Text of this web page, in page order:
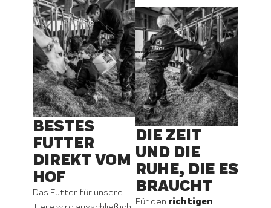
BESTES
FUTTER
DIREKT VOM
HOF
Das Futter für unsere
DIE ZEIT
UND DIE
RUHE, DIE ES
BRAUCHT
Für den richtigen